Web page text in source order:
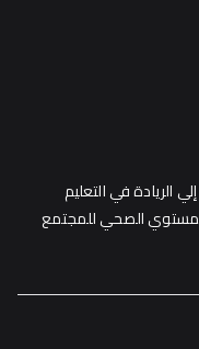
الريادة في التعليم
الصحي للمجتمع